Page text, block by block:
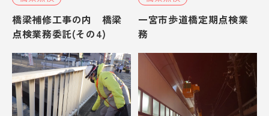
橋梁補修工事の内 橋梁
点検業務委託(その4)
一宮市歩道橋定期点検業
務